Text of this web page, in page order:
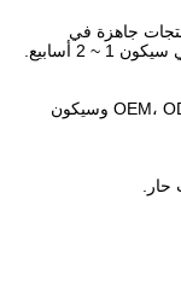
لدينا منتجات جاهزة في
أسابيع.
نحن نقبل خدمات مخصصة عميقة بما في ذلك OEM، ODM وسيكون